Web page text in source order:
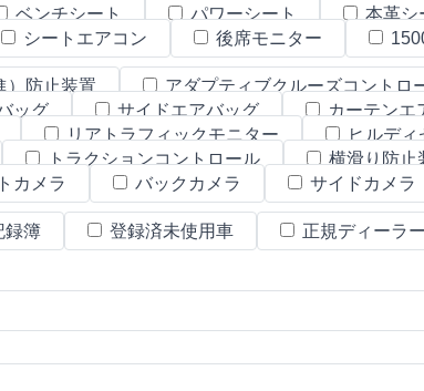
ベンチシート パワーシート 本革シ
シートエアコン 後席モニター
）防止装置 アダプティブクルーズコントロ
ッグ サイドエアバッグ カーテンエ
リアトラフィックモニター ヒルデ
トラクションコントロール 横滑り防止
カメラ バックカメラ サイドカメラ
録簿 登録済未使用車 正規ディーラ